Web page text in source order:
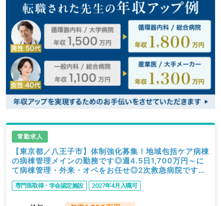
常勤求人
【東京都／八王子市】体制強化募集！地域包括ケア病棟
の病棟管理メインの勤務です◎週4.5日1,700万円～に
て病棟管理・外来・オペをお任せ◎2次救急病院です★
週4日相談可能★17時終了にてワークライフバランス
◎（外科／常勤）
専門医取得・学会認定施設 2027年4月入職可